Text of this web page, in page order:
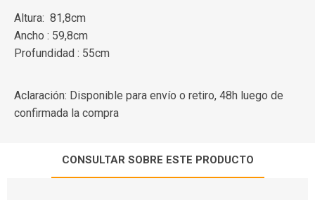
Altura: 81,8cm
Ancho : 59,8cm
Profundidad : 55cm
Aclaración: Disponible para envío o retiro, 48h luego de
confirmada la compra
CONSULTAR SOBRE ESTE PRODUCTO